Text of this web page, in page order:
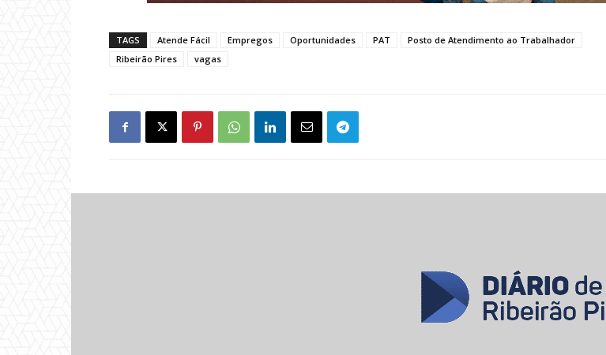
TAGS Atende Fácil Empregos Oportunidades PAT
Posto de Atendimento ao Trabalhador
Ribeirão Pires
vagas